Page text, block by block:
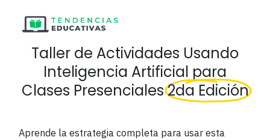
Taller de Actividades Usando
Inteligencia Artificial para
Clases Presenciales2da Edición
Aprende la estrategia completa para usar esta